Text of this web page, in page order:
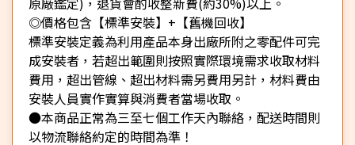
◎價格包含【標準安裝】+【舊機回收】
標準安裝定義為利用產品本身出廠所附之零配件可完
成安裝者，若超出範圍則按照實際環境需求收取材料
費用，超出管線、超出材料需另費用另計，材料費由
安裝人員實作實算與消費者當場收取。
●本商品正常為三至七個工作天內聯絡，配送時間則
以物流聯絡約定的時間為準！